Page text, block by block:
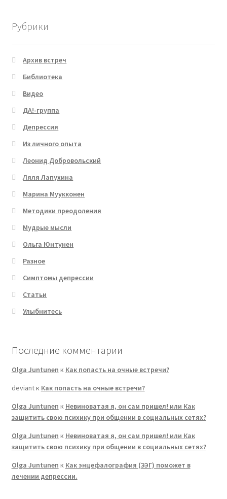
Рубрики
Архив встреч
Библиотека
Видео
ДА!-группа
Депрессия
Из личного опыта
Леонид Добровольский
Ляля Лапухина
Марина Муукконен
Методики преодоления
Мудрые мысли
Ольга Юнтунен
Разное
Симптомы депрессии
Статьи
Улыбнитесь
Последние комментарии
Olga Juntunen к Как попасть на очные встречи?
deviantк Как попасть на очные встречи?
Olga Juntunen к Невиноватая я, он сам пришел! или Как
защитить свою психику при общении в социальных сетях?
Olga Juntunen к Невиноватая я, он сам пришел! или Как
защитить свою психику при общении в социальных сетях?
Olga Juntunen к Как энцефалография (ЭЭГ) поможет в
лечении депрессии.